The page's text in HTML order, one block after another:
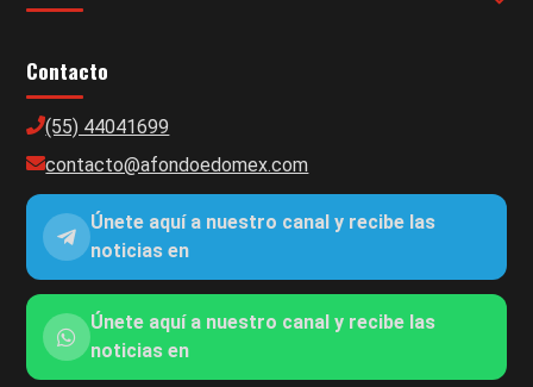
Contacto
(55) 44041699
contacto@afondoedomex.com
Únete aquí a nuestro canal y recibe las
noticias en
Únete aquí a nuestro canal y recibe las
noticias en